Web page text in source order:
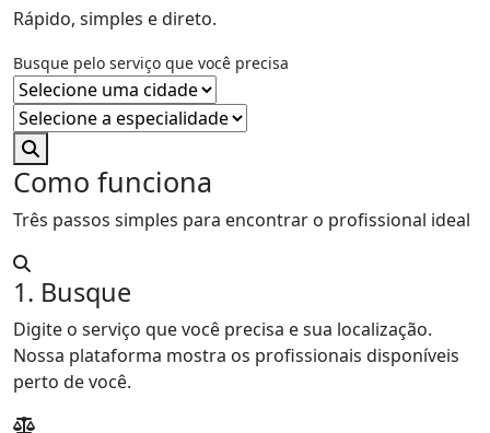
Rápido, simples e direto.
Busque pelo serviço que você precisa
Como funciona
Três passos simples para encontrar o profissional ideal
1. Busque
Digite o serviço que você precisa e sua localização.
Nossa plataforma mostra os profissionais disponíveis
perto de você.